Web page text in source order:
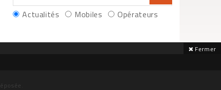
Actualités Mobiles Opérateurs
Fermer